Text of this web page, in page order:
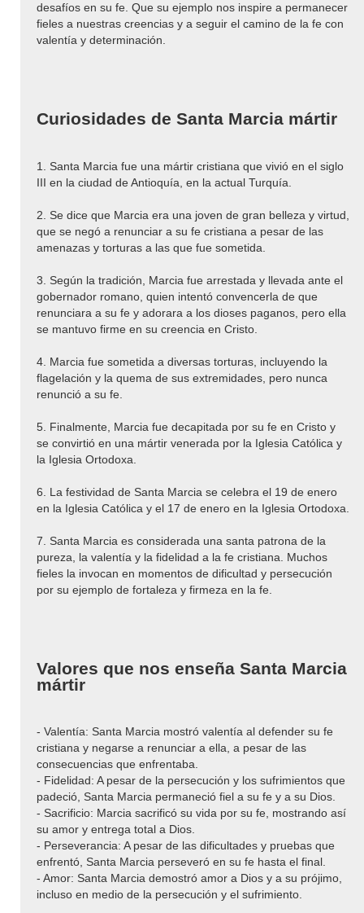
desafíos en su fe. Que su ejemplo nos inspire a permanecer
fieles a nuestras creencias y a seguir el camino de la fe con
valentía y determinación.
Curiosidades de Santa Marcia mártir
1. Santa Marcia fue una mártir cristiana que vivió en el siglo
III en la ciudad de Antioquía, en la actual Turquía.
2. Se dice que Marcia era una joven de gran belleza y virtud,
que se negó a renunciar a su fe cristiana a pesar de las
amenazas y torturas a las que fue sometida.
3. Según la tradición, Marcia fue arrestada y llevada ante el
gobernador romano, quien intentó convencerla de que
renunciara a su fe y adorara a los dioses paganos, pero ella
se mantuvo firme en su creencia en Cristo.
4. Marcia fue sometida a diversas torturas, incluyendo la
flagelación y la quema de sus extremidades, pero nunca
renunció a su fe.
5. Finalmente, Marcia fue decapitada por su fe en Cristo y
se convirtió en una mártir venerada por la Iglesia Católica y
la Iglesia Ortodoxa.
6. La festividad de Santa Marcia se celebra el 19 de enero
en la Iglesia Católica y el 17 de enero en la Iglesia Ortodoxa.
7. Santa Marcia es considerada una santa patrona de la
pureza, la valentía y la fidelidad a la fe cristiana. Muchos
fieles la invocan en momentos de dificultad y persecución
por su ejemplo de fortaleza y firmeza en la fe.
Valores que nos enseña Santa Marcia
mártir
- Valentía: Santa Marcia mostró valentía al defender su fe
cristiana y negarse a renunciar a ella, a pesar de las
consecuencias que enfrentaba.
- Fidelidad: A pesar de la persecución y los sufrimientos que
padeció, Santa Marcia permaneció fiel a su fe y a su Dios.
- Sacrificio: Marcia sacrificó su vida por su fe, mostrando así
su amor y entrega total a Dios.
- Perseverancia: A pesar de las dificultades y pruebas que
enfrentó, Santa Marcia perseveró en su fe hasta el final.
- Amor: Santa Marcia demostró amor a Dios y a su prójimo,
incluso en medio de la persecución y el sufrimiento.